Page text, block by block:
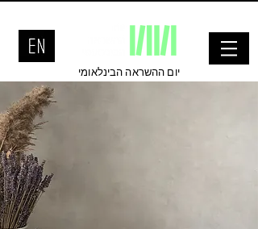
יום ההשראה הבינלאומי